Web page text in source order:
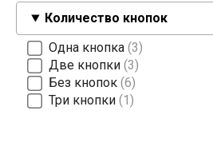
Количество кнопок
Одна кнопка 3
Две кнопки 3
Без кнопок 6
Три кнопки 1